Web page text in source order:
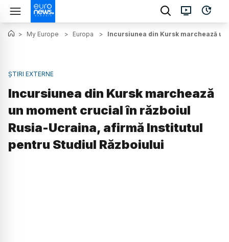
> My Europe > Europa > Incursiunea din Kursk marchează
ȘTIRI EXTERNE
Incursiunea din Kursk marchează
un moment crucial în războiul
Rusia-Ucraina, afirmă Institutul
pentru Studiul Războiului